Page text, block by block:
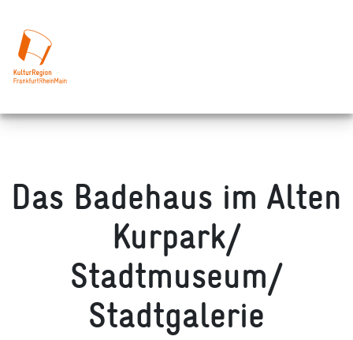
Das Badehaus im Alten
Kurpark/
Stadtmuseum/
Stadtgalerie